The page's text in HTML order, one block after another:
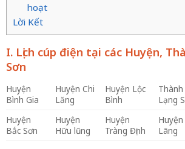
hoạt
Lời Kết
I. Lịch cúp điện tại các Huyện,
Sơn
Huyện
Bình Gia
Huyện Chi
Lăng
Huyện Lộc
Bình
Lạng
Huyện
Bắc Sơn
Huyện
Hữu lũng
Huyện
Tràng Định
Huyện
Lãng